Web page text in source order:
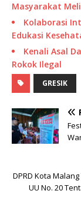
Masyarakat
Kolaborasi
Edukasi
Kenali Asal
Rokok Ilegal
GRESIK
DPRD Kota
UU No. 20